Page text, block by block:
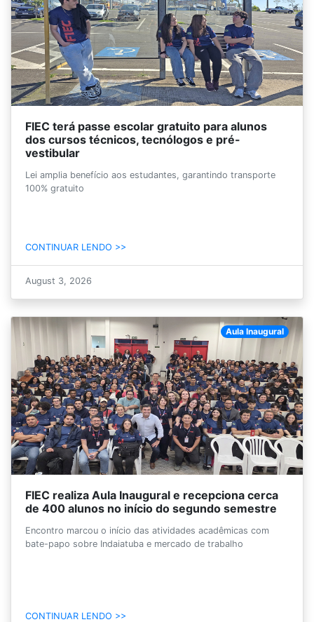
FIEC terá passe escolar gratuito para alunos
dos cursos técnicos, tecnólogos e pré-
vestibular
Lei amplia benefício aos estudantes, garantindo transporte
100% gratuito
CONTINUAR LENDO >>
August 3, 2026
Aula Inaugural
FIEC realiza Aula Inaugural e recepciona cerca
de 400 alunos no início do segundo semestre
Encontro marcou o início das atividades acadêmicas com
bate-papo sobre Indaiatuba e mercado de trabalho
CONTINUAR LENDO >>